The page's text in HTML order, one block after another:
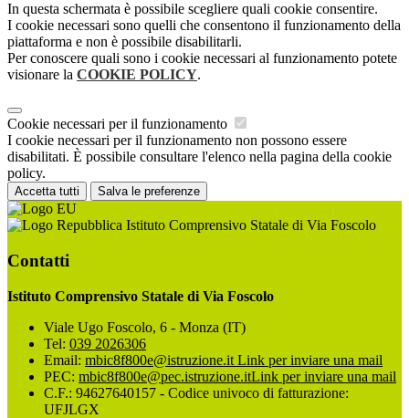
In questa schermata è possibile scegliere quali cookie consentire.
I cookie necessari sono quelli che consentono il funzionamento della
piattaforma e non è possibile disabilitarli.
Per conoscere quali sono i cookie necessari al funzionamento potete
visionare la COOKIE POLICY.
Cookie necessari per il funzionamento
I cookie necessari per il funzionamento non possono essere
disabilitati. È possibile consultare l'elenco nella pagina della cookie
policy.
Accetta tutti Salva le preferenze
Istituto Comprensivo Statale di Via Foscolo
Contatti
Istituto Comprensivo Statale di Via Foscolo
Viale Ugo Foscolo, 6 - Monza (IT)
Tel: 039 2026306
Email: mbic8f800e@istruzione.it Link per inviare una mail
PEC: mbic8f800e@pec.istruzione.itLink per inviare una mail
C.F.: 94627640157 - Codice univoco di fatturazione:
UFJLGX